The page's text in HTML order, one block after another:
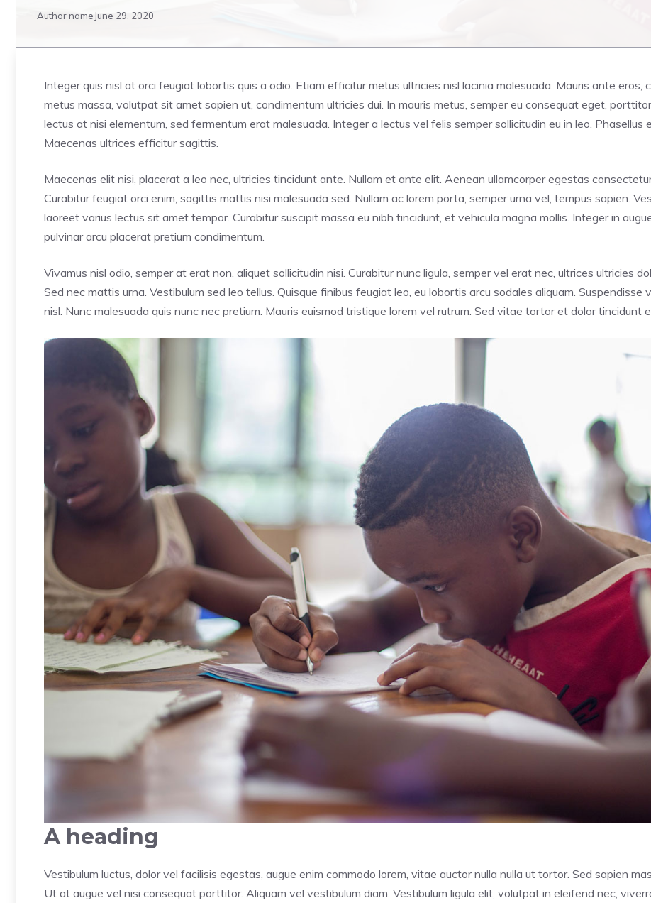
Author nameJune 29, 2020
Integer quis nisl at orci feugiat lobortis quis a odio. Etiam efficitur metus ultricies nisl lacinia malesuada. Mauris ante
metus massa, volutpat sit amet sapien ut, condimentum ultricies dui. In mauris metus, semper eu consequat eget,
lectus at nisi elementum, sed fermentum erat malesuada. Integer a lectus vel felis semper sollicitudin eu in leo.
Maecenas ultrices efficitur sagittis.
Maecenas elit nisi, placerat a leo nec, ultricies tincidunt ante. Nullam et ante elit. Aenean ullamcorper egestas
Curabitur feugiat orci enim, sagittis mattis nisi malesuada sed. Nullam ac lorem porta, semper urna vel, tempus sapien.
laoreet varius lectus sit amet tempor. Curabitur suscipit massa eu nibh tincidunt, et vehicula magna mollis. Integer in
pulvinar arcu placerat pretium condimentum.
Vivamus nisl odio, semper at erat non, aliquet sollicitudin nisi. Curabitur nunc ligula, semper vel erat nec, ultrices ultricies
Sed nec mattis urna. Vestibulum sed leo tellus. Quisque finibus feugiat leo, eu lobortis arcu sodales aliquam.
nisl. Nunc malesuada quis nunc nec pretium. Mauris euismod tristique lorem vel rutrum. Sed vitae tortor et dolor tincidunt
A heading
Vestibulum luctus, dolor vel facilisis egestas, augue enim commodo lorem, vitae auctor nulla nulla ut tortor. Sed sapien
Ut at augue vel nisi consequat porttitor. Aliquam vel vestibulum diam. Vestibulum ligula elit, volutpat in eleifend nec,